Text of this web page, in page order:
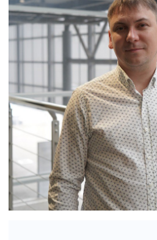
Представленные на сайте материалы
условия носят исключительно
информационный характер и не
публичной офертой, определяемой
положениями ст. 437 Гражданского
РФ. Для получения подробной
продуктах, услугах и их стоимости
обращайтесь к нашим специалистам.
© Группа компаний «А-Драйв» 2003
Политика обработки персональных
Политика использования файлов